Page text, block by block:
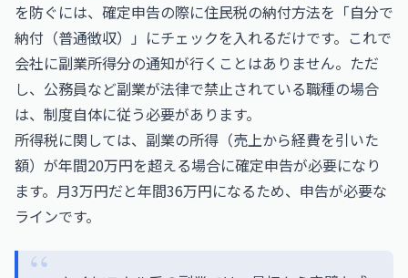
を防ぐには、確定申告の際に住民税の納付方法を「自分で
納付（普通徴収）」にチェックを入れるだけです。これで
会社に副業所得分の通知が行くことはありません。ただ
し、公務員など副業が法律で禁止されている職種の場合
は、制度自体に従う必要があります。
所得税に関しては、副業の所得（売上から経費を引いた
額）が年間20万円を超える場合に確定申告が必要になり
ます。月3万円だと年間36万円になるため、申告が必要な
ラインです。